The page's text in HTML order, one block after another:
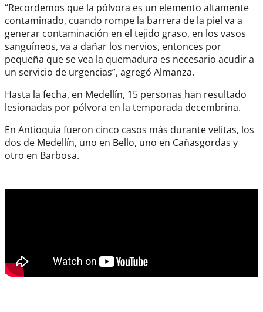
“Recordemos que la pólvora es un elemento altamente
contaminado, cuando rompe la barrera de la piel va a
generar contaminación en el tejido graso, en los vasos
sanguíneos, va a dañar los nervios, entonces por
pequeña que se vea la quemadura es necesario acudir a
un servicio de urgencias”, agregó Almanza.
Hasta la fecha, en Medellín, 15 personas han resultado
lesionadas por pólvora en la temporada decembrina.
En Antioquia fueron cinco casos más durante velitas, los
dos de Medellín, uno en Bello, uno en Cañasgordas y
otro en Barbosa.